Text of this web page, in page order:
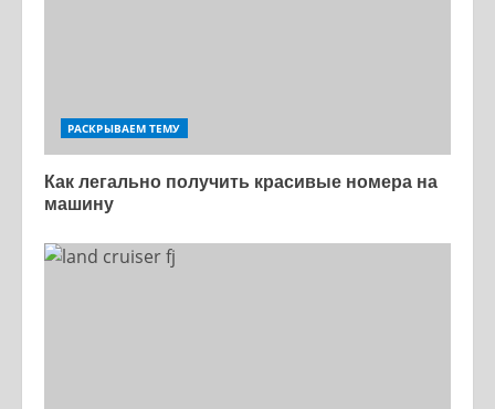
РАСКРЫВАЕМ ТЕМУ
Как легально получить красивые номера на
машину